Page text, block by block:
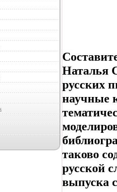
Наталья
русских
научные
таково
русской
выпуска